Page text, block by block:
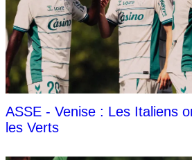
ASSE - Venise : Les Italiens
les Verts